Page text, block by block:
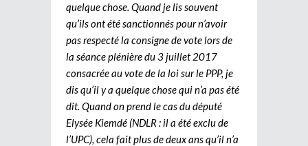
quelque chose. Quand je lis souvent
qu’ils ont été sanctionnés pour n’avoir
pas respecté la consigne de vote lors de
la séance plénière du 3 juillet 2017
consacrée au vote de la loi sur le PPP, je
dis qu’il y a quelque chose qui n’a pas été
dit. Quand on prend le cas du député
Elysée Kiemdé (NDLR : il a été exclu de
l’UPC), cela fait plus de deux ans qu’il n’a